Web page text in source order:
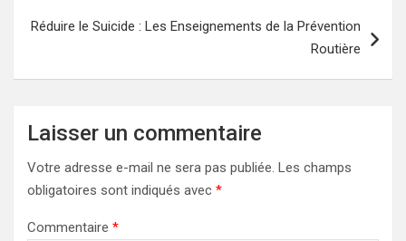
Réduire le Suicide : Les Enseignements de la Prévention
Routière
Laisser un commentaire
Votre adresse e-mail ne sera pas publiée. Les champs
obligatoires sont indiqués avec *
Commentaire *